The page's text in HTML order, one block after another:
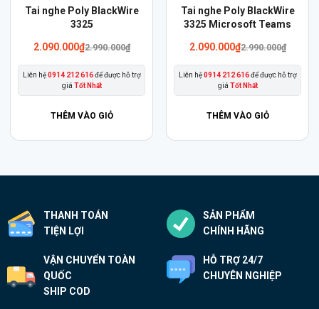
Tai nghe Poly BlackWire
3325
2.090.000₫2.990.000₫
Liên hệ0914 212 616để được hỗ trợ
giá Tốt Nhất
THÊM VÀO GIỎ
Sản
nhiều
biến
được
chọn
trang
sản
Tai nghe Poly BlackWire
3325 Microsoft Teams
2.090.000₫2.990.000₫
Liên hệ0914 212 616để được hỗ trợ
giá Tốt Nhất
THÊM VÀO GIỎ
Sản
phẩm
nhiều
biến
được
chọn
trên
trang
THANH TOÁN
TIỆN LỢI
SẢN PHẨM
CHÍNH HÃNG
VẬN CHUYỂN TOÀN
QUỐC
SHIP COD
HỖ TRỢ 24/7
CHUYÊN NGHIỆP